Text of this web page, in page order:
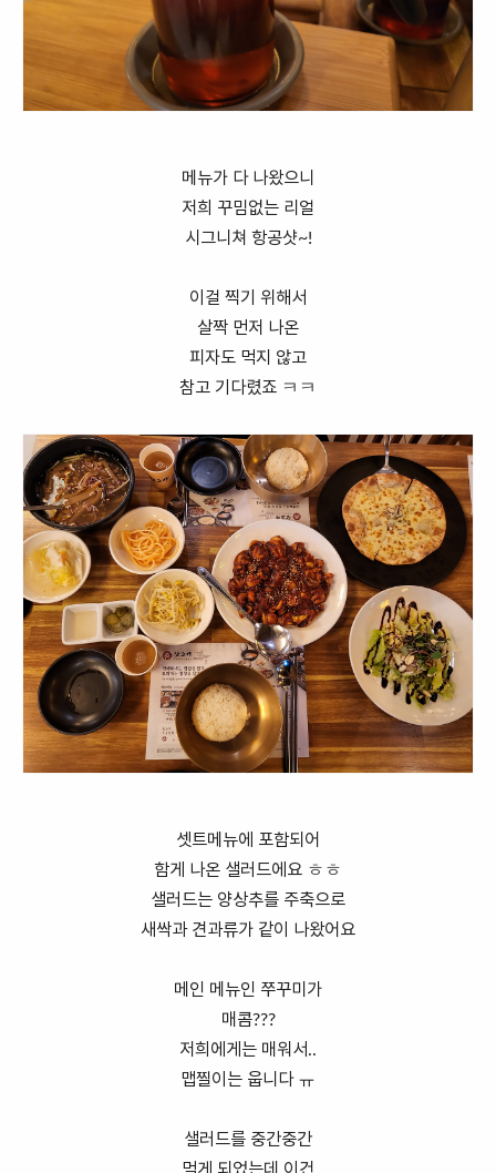
메뉴가 다 나왔으니
저희 꾸밈없는 리얼
시그니쳐 항공샷~!
이걸 찍기 위해서
살짝 먼저 나온
피자도 먹지 않고
참고 기다렸죠 ㅋㅋ
셋트메뉴에 포함되어
함게 나온 샐러드에요 ㅎㅎ
샐러드는 양상추를 주축으로
새싹과 견과류가 같이 나왔어요
메인 메뉴인 쭈꾸미가
매콤???
저희에게는 매워서..
맵찔이는 웁니다 ㅠ
샐러드를 중간중간